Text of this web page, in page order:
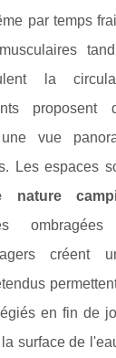
par temps
la
une vue
Les espaces
nature
créent
en fin de
surface de